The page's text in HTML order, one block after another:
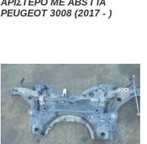
PEUGEOT 3008 (2017 - )